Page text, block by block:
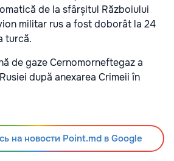
de la sfârșitul Războiului
militar rus a fost doborât la 24
turcă.
de gaze Cernomorneftegaz a
după anexarea Crimeii în
на новости Point.md в Google